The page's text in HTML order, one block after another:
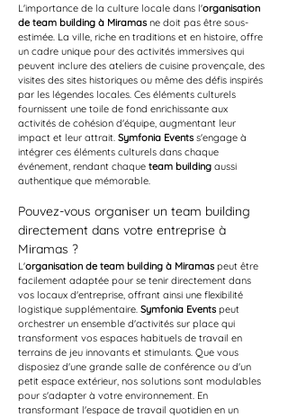
L'importance de la culture locale dans l'organisation
de team building à Miramas ne doit pas être sous-
estimée. La ville, riche en traditions et en histoire, offre
un cadre unique pour des activités immersives qui
peuvent inclure des ateliers de cuisine provençale, des
visites des sites historiques ou même des défis inspirés
par les légendes locales. Ces éléments culturels
fournissent une toile de fond enrichissante aux
activités de cohésion d'équipe, augmentant leur
impact et leur attrait. Symfonia Events s'engage à
intégrer ces éléments culturels dans chaque
événement, rendant chaque team building aussi
authentique que mémorable.
Pouvez-vous organiser un team building
directement dans votre entreprise à
Miramas ?
L'organisation de team building à Miramas peut être
facilement adaptée pour se tenir directement dans
vos locaux d'entreprise, offrant ainsi une flexibilité
logistique supplémentaire. Symfonia Events peut
orchestrer un ensemble d'activités sur place qui
transforment vos espaces habituels de travail en
terrains de jeu innovants et stimulants. Que vous
disposiez d'une grande salle de conférence ou d'un
petit espace extérieur, nos solutions sont modulables
pour s'adapter à votre environnement. En
transformant l'espace de travail quotidien en un